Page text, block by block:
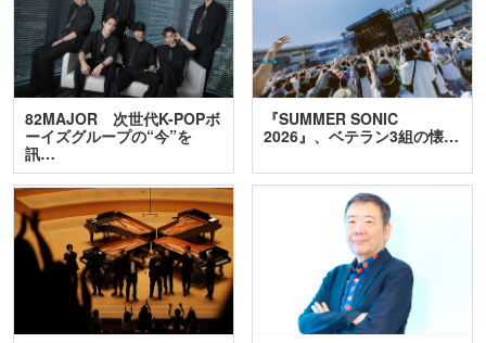
82MAJOR 次世代K-POPボ
ーイズグループの“今”を
訊…
『SUMMER SONIC
2026』、ベテラン3組の懐…